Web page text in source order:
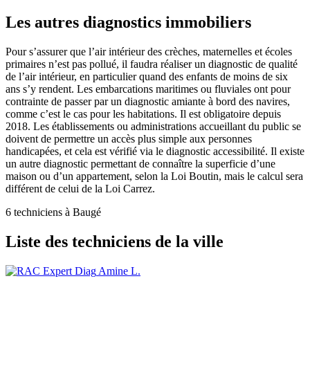
Les autres diagnostics immobiliers
Pour s’assurer que l’air intérieur des crèches, maternelles et écoles
primaires n’est pas pollué, il faudra réaliser un diagnostic de qualité
de l’air intérieur, en particulier quand des enfants de moins de six
ans s’y rendent. Les embarcations maritimes ou fluviales ont pour
contrainte de passer par un diagnostic amiante à bord des navires,
comme c’est le cas pour les habitations. Il est obligatoire depuis
2018. Les établissements ou administrations accueillant du public se
doivent de permettre un accès plus simple aux personnes
handicapées, et cela est vérifié via le diagnostic accessibilité. Il existe
un autre diagnostic permettant de connaître la superficie d’une
maison ou d’un appartement, selon la Loi Boutin, mais le calcul sera
différent de celui de la Loi Carrez.
6 techniciens à Baugé
Liste des techniciens de la ville
Amine L.